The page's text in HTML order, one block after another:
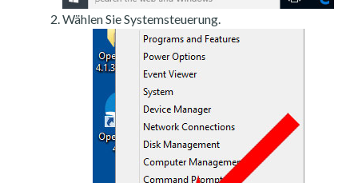
Wählen Sie Systemsteuerung.